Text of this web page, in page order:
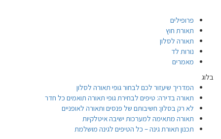
פרופילים
תאורת חוץ
תאורה לסלון
נורות לד
מאמרים
בלוג
המדריך שיעזור לכם לבחור גופי תאורה לסלון
תאורה בדירה: טיפים לבחירת גופי תאורה תואמים כל חדר
לא רק בסלון: חשיבותם של פנסים ותאורה לאופניים
תאורה מתאימה למערכות ישיבה איטלקיות
תכנון תאורת גינה – כל הטיפים לגינה מושלמת